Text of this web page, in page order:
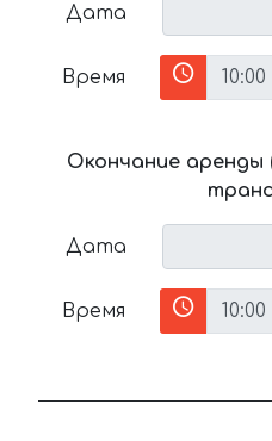
Дата
Время
Окончание аренды
Дата
Время